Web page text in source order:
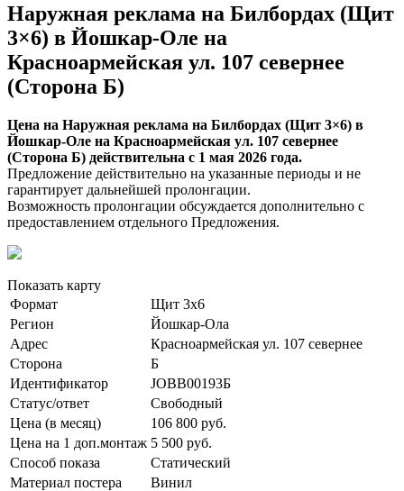
Наружная реклама на Билбордах (Щит
3×6) в Йошкар-Оле на
Красноармейская ул. 107 севернее
(Сторона Б)
Цена на Наружная реклама на Билбордах (Щит 3×6) в
Йошкар-Оле на Красноармейская ул. 107 севернее
(Сторона Б) действительна с 1 мая 2026 года.
Предложение действительно на указанные периоды и не
гарантирует дальнейшей пролонгации.
Возможность пролонгации обсуждается дополнительно с
предоставлением отдельного Предложения.
Показать карту
Формат
Щит 3х6
Регион
Йошкар-Ола
Адрес
Красноармейская ул. 107 севернее
Сторона
Б
Идентификатор
JOBB00193Б
Статус/ответ
Свободный
Цена (в месяц)
106 800 руб.
Цена на 1 доп.монтаж 5 500 руб.
Способ показа
Статический
Материал постера
Винил